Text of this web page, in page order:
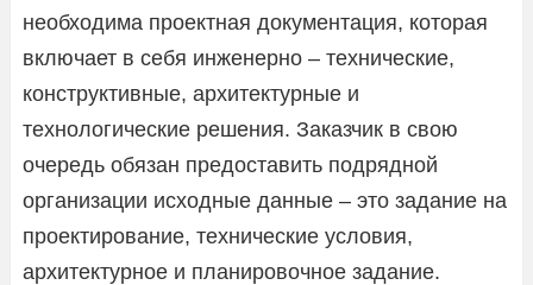
необходима проектная документация, которая
включает в себя инженерно – технические,
конструктивные, архитектурные и
технологические решения. Заказчик в свою
очередь обязан предоставить подрядной
организации исходные данные – это задание на
проектирование, технические условия,
архитектурное и планировочное задание.